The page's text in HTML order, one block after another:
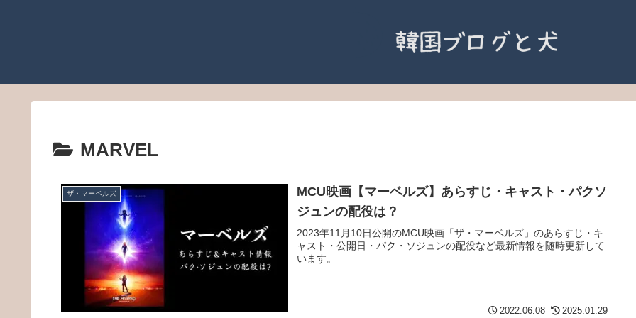
MARVEL
ザ・マーベルズ
MCU映画【マーベルズ】あらすじ・キャスト・パクソ
ジュンの配役は？
2023年11月10日公開のMCU映画「ザ・マーベルズ」のあらすじ・キ
ャスト・公開日・パク・ソジュンの配役など最新情報を随時更新して
います。
2022.06.08 2025.01.29